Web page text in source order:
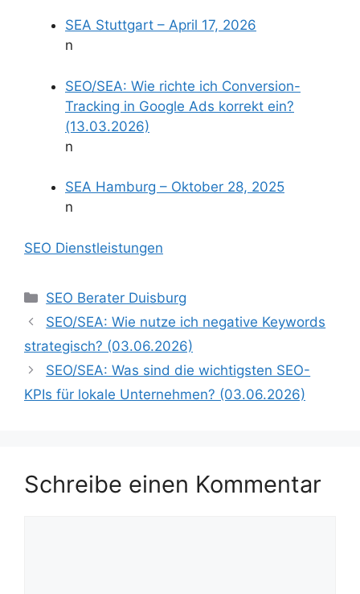
SEA Stuttgart – April 17, 2026
n
SEO/SEA: Wie richte ich Conversion-
Tracking in Google Ads korrekt ein?
(13.03.2026)
n
SEA Hamburg – Oktober 28, 2025
n
SEO Dienstleistungen
Kategorien
SEO Berater Duisburg
SEO/SEA: Wie nutze ich negative Keywords
strategisch? (03.06.2026)
SEO/SEA: Was sind die wichtigsten SEO-
KPIs für lokale Unternehmen? (03.06.2026)
Schreibe einen Kommentar